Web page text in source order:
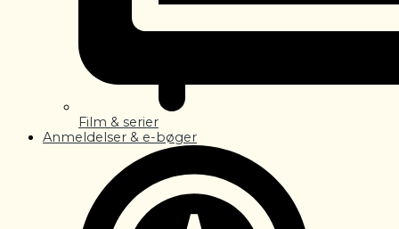
Film & serier
Anmeldelser & e-bøger